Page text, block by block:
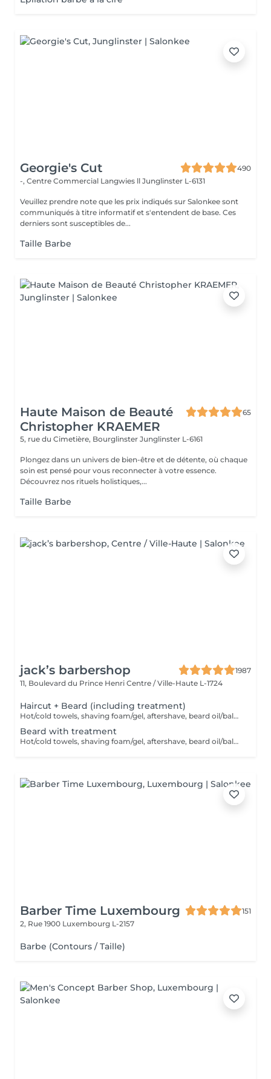
Georgie's Cut
490
-, Centre Commercial Langwies ll Junglinster L-6131
Veuillez prendre note que les prix indiqués sur Salonkee sont
communiqués à titre informatif et s'entendent de base. Ces
derniers sont susceptibles de...
Taille Barbe
Haute Maison de Beauté
Christopher KRAEMER
65
5, rue du Cimetière, Bourglinster Junglinster L-6161
Plongez dans un univers de bien-être et de détente, où chaque
soin est pensé pour vous reconnecter à votre essence.
Découvrez nos rituels holistiques,...
Taille Barbe
jack’s barbershop
1987
11, Boulevard du Prince Henri Centre / Ville-Haute L-1724
Haircut + Beard (including treatment)
Hot/cold towels, shaving foam/gel, aftershave, beard oil/balm and wax or gel
Beard with treatment
Hot/cold towels, shaving foam/gel, aftershave, beard oil/balm and wax or gel
Barber Time Luxembourg
151
2, Rue 1900 Luxembourg L-2157
Barbe (Contours / Taille)